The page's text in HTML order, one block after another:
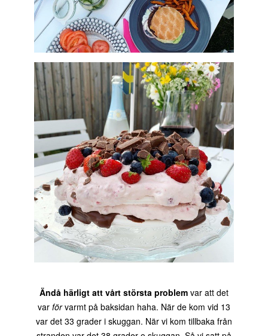
Ändå härligt att vårt största problem var att det
var förvarmt på baksidan haha. När de kom vid 13
var det 33 grader i skuggan. När vi kom tillbaka från